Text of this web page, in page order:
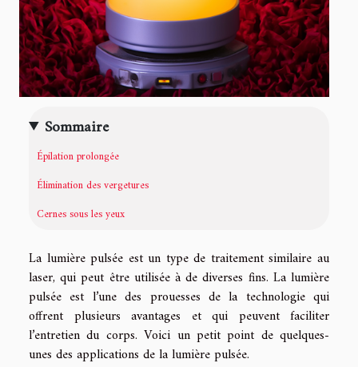
Sommaire
Épilation prolongée
Élimination des vergetures
Cernes sous les yeux
La lumière pulsée est un type de traitement similaire au
laser, qui peut être utilisée à de diverses fins. La lumière
pulsée est l’une des prouesses de la technologie qui
offrent plusieurs avantages et qui peuvent faciliter
l’entretien du corps. Voici un petit point de quelques-
unes des applications de la lumière pulsée.